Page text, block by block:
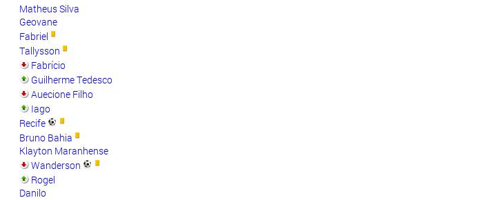
Matheus Silva
Geovane
Fabriel
Tallysson
Fabrício
Guilherme Tedesco
Auecione Filho
Iago
Recife
Bruno Bahia
Klayton Maranhense
Wanderson
Rogel
Danilo